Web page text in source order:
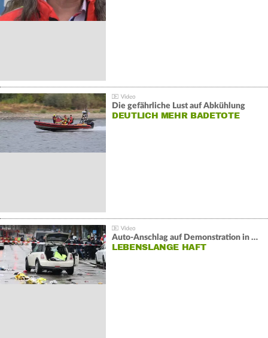
Die gefährliche Lust auf Abkühlung
DEUTLICH MEHR BADETOTE
Auto-Anschlag auf Demonstration in München:
LEBENSLANGE HAFT